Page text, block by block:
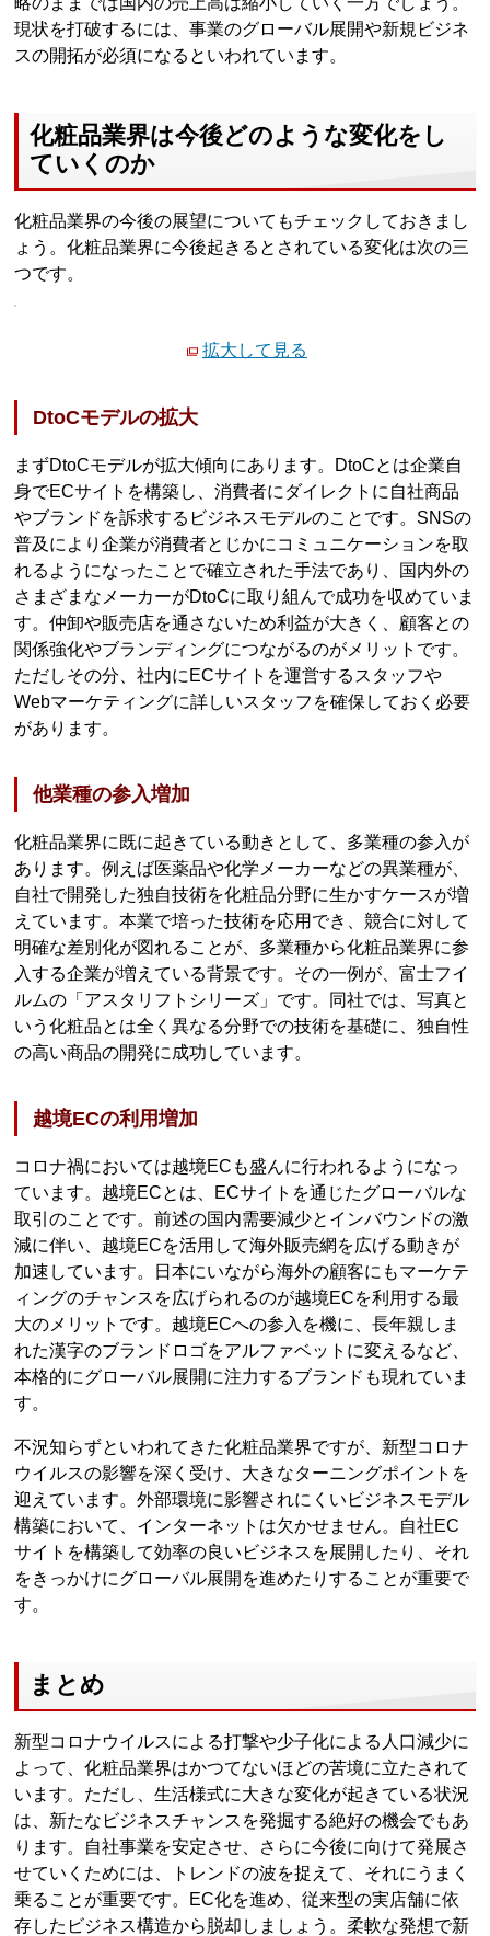
現状を打破するには、事業のグローバル展開や新規ビジネ
スの開拓が必須になるといわれています。
化粧品業界は今後どのような変化をし
ていくのか
化粧品業界の今後の展望についてもチェックしておきまし
ょう。化粧品業界に今後起きるとされている変化は次の三
つです。
拡大して見る
DtoCモデルの拡大
まずDtoCモデルが拡大傾向にあります。DtoCとは企業自
身でECサイトを構築し、消費者にダイレクトに自社商品
やブランドを訴求するビジネスモデルのことです。SNSの
普及により企業が消費者とじかにコミュニケーションを取
れるようになったことで確立された手法であり、国内外の
さまざまなメーカーがDtoCに取り組んで成功を収めていま
す。仲卸や販売店を通さないため利益が大きく、顧客との
関係強化やブランディングにつながるのがメリットです。
ただしその分、社内にECサイトを運営するスタッフや
Webマーケティングに詳しいスタッフを確保しておく必要
があります。
他業種の参入増加
化粧品業界に既に起きている動きとして、多業種の参入が
あります。例えば医薬品や化学メーカーなどの異業種が、
自社で開発した独自技術を化粧品分野に生かすケースが増
えています。本業で培った技術を応用でき、競合に対して
明確な差別化が図れることが、多業種から化粧品業界に参
入する企業が増えている背景です。その一例が、富士フイ
ルムの「アスタリフトシリーズ」です。同社では、写真と
いう化粧品とは全く異なる分野での技術を基礎に、独自性
の高い商品の開発に成功しています。
越境ECの利用増加
コロナ禍においては越境ECも盛んに行われるようになっ
ています。越境ECとは、ECサイトを通じたグローバルな
取引のことです。前述の国内需要減少とインバウンドの激
減に伴い、越境ECを活用して海外販売網を広げる動きが
加速しています。日本にいながら海外の顧客にもマーケテ
ィングのチャンスを広げられるのが越境ECを利用する最
大のメリットです。越境ECへの参入を機に、長年親しま
れた漢字のブランドロゴをアルファベットに変えるなど、
本格的にグローバル展開に注力するブランドも現れていま
す。
不況知らずといわれてきた化粧品業界ですが、新型コロナ
ウイルスの影響を深く受け、大きなターニングポイントを
迎えています。外部環境に影響されにくいビジネスモデル
構築において、インターネットは欠かせません。自社EC
サイトを構築して効率の良いビジネスを展開したり、それ
をきっかけにグローバル展開を進めたりすることが重要で
す。
まとめ
新型コロナウイルスによる打撃や少子化による人口減少に
よって、化粧品業界はかつてないほどの苦境に立たされて
います。ただし、生活様式に大きな変化が起きている状況
は、新たなビジネスチャンスを発掘する絶好の機会でもあ
ります。自社事業を安定させ、さらに今後に向けて発展さ
せていくためには、トレンドの波を捉えて、それにうまく
乗ることが重要です。EC化を進め、従来型の実店舗に依
存したビジネス構造から脱却しましょう。柔軟な発想で新